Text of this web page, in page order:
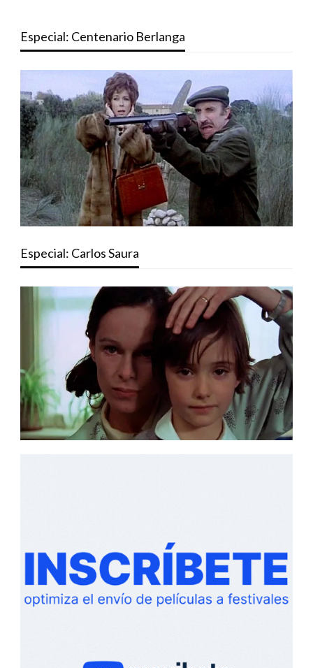
Especial: Centenario Berlanga
Especial: Carlos Saura